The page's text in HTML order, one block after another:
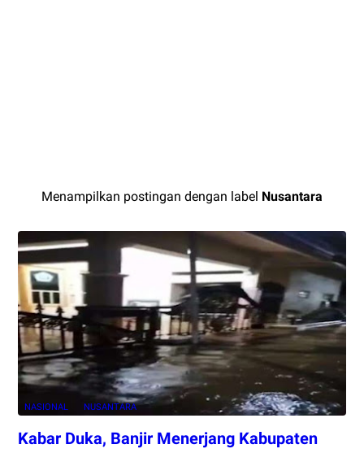
Menampilkan postingan dengan label Nusantara
NASIONAL NUSANTARA
Kabar Duka, Banjir Menerjang Kabupaten